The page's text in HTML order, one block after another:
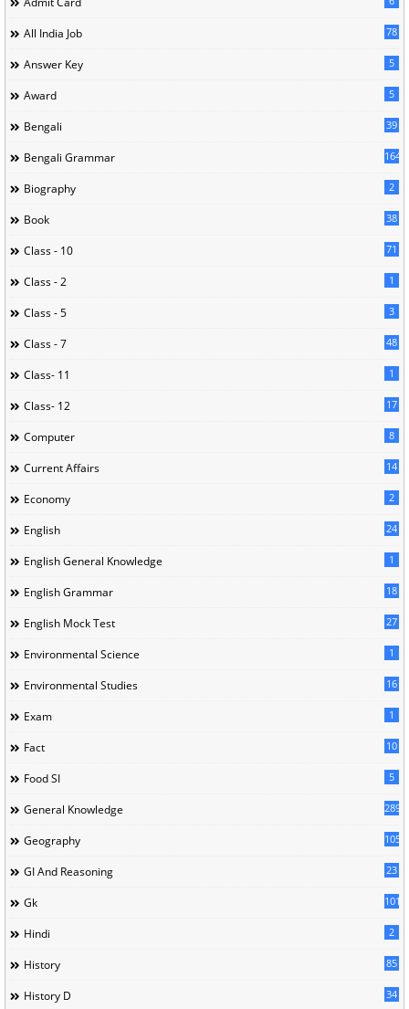
All India Job 78
Answer Key 5
Award 5
Bengali 39
Bengali Grammar 164
Biography 2
Book 38
Class - 10 71
Class - 2 1
Class - 5 3
Class - 7 48
Class- 11 1
Class- 12 17
Computer 8
Current Affairs 14
Economy 2
English 24
English General Knowledge 1
English Grammar 18
English Mock Test 27
Environmental Science 1
Environmental Studies 16
Exam 1
Fact 10
Food SI 5
General Knowledge 289
Geography 105
GI And Reasoning 23
Gk 101
Hindi 2
History 85
History D 34